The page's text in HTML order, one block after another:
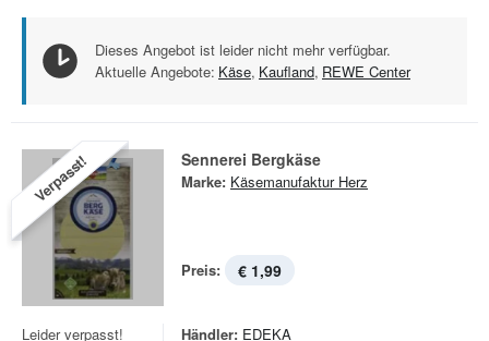
Dieses Angebot ist leider nicht mehr verfügbar.
Aktuelle Angebote: Käse, Kaufland, REWE Center
Verpasst! Sennerei Bergkäse
Marke: Käsemanufaktur Herz
Preis: € 1,99
Leider verpasst!
Händler: EDEKA